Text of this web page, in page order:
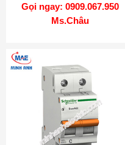
Gọi ngay: 0909.067.950
Ms.Châu